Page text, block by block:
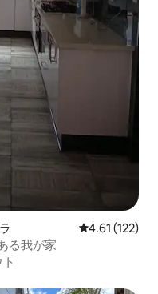
レビュー122
4.61 (122)
る我が家